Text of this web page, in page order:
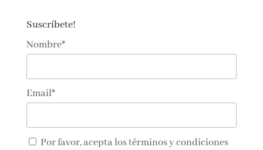
Suscríbete!
Nombre*
Email*
Por favor, acepta lostérminos y condiciones